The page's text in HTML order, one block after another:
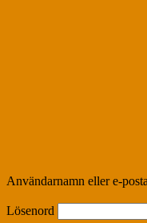
Användarnamn eller e-
Lösenord